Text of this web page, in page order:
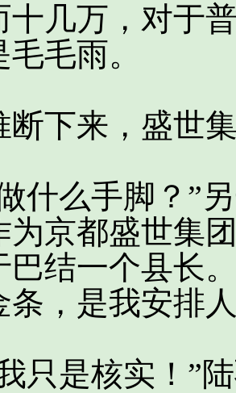
万，对于普
毛雨。
来，盛世集
么手脚？”另
为京都盛世集
巴结一个县长
条，是我安排
是核实！”陆